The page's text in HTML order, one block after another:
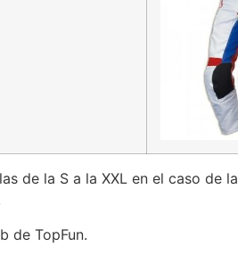
de la S a la XXL en el caso de
de TopFun.